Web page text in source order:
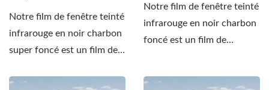
Notre film de fenêtre teinté
infrarouge en noir charbon
super foncé est un film de
Notre film de fenêtre teinté
infrarouge en noir charbon
foncé est un film de